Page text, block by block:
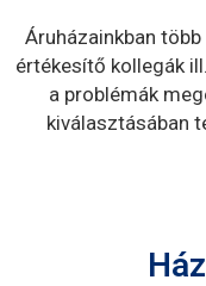
Áruházainkban
értékesítő kollegák
a problémák
kiválasztásában